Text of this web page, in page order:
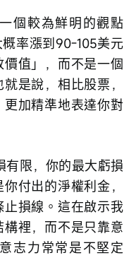
個較為鮮明的觀點
率漲到90-105美元
值」，而不是一個
是說，相比股票，
加精準地表達你對
限，你的最大虧損
付出的淨權利金，
損線。這在啟示我
裡，而不是只靠意
志力常常是不堅定